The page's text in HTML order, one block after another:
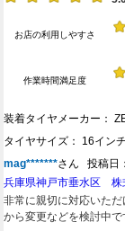
お店の利用しやすさ
作業時間満足度
装着タイヤメーカー：
タイヤサイズ： 16インチ
mag*******さん 投稿日
兵庫県神戸市垂水区
非常に親切に対応い
から変更などを検討中で